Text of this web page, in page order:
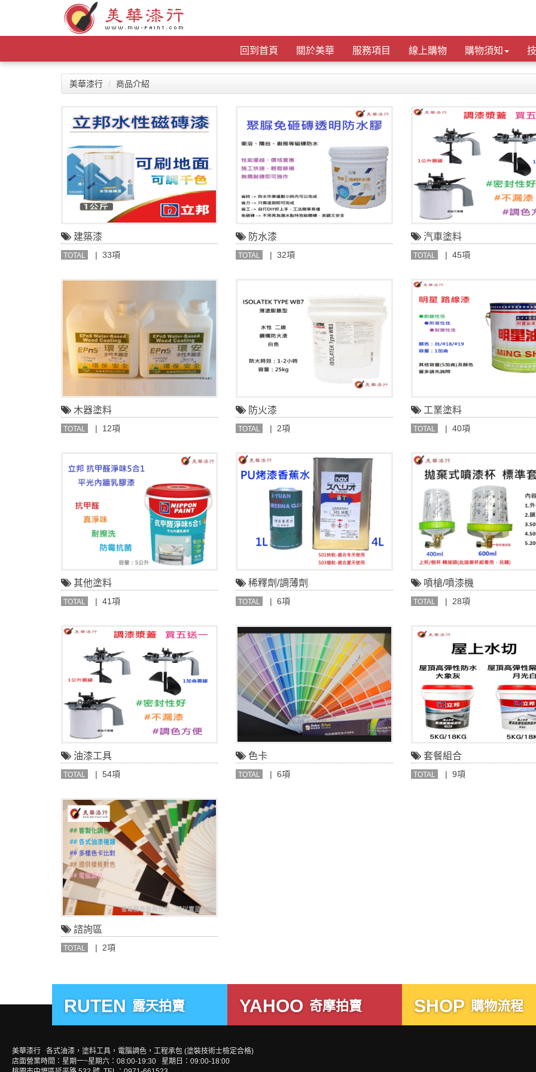
回到首頁 關於美華 服務項目 線上購物 購物須知
美華漆行 商品介紹
建築漆
TOTAL | 33項
防水漆
TOTAL | 32項
汽車塗料
TOTAL | 45項
木器塗料
TOTAL | 12項
防火漆
TOTAL | 2項
工業塗料
TOTAL | 40項
其他塗料
TOTAL | 41項
稀釋劑/調薄劑
TOTAL | 6項
噴槍/噴漆機
TOTAL | 28項
油漆工具
TOTAL | 54項
色卡
TOTAL | 6項
套餐組合
TOTAL | 9項
諮詢區
TOTAL | 2項
RUTEN 露天拍賣 YAHOO 奇摩拍賣 SHOP 購物流程
美華漆行 各式油漆，塗料工具，電腦調色，工程承包 (塗裝技術士檢定合格)
店面營業時間：星期一~星期六：08:00-19:30 星期日：09:00-18:00